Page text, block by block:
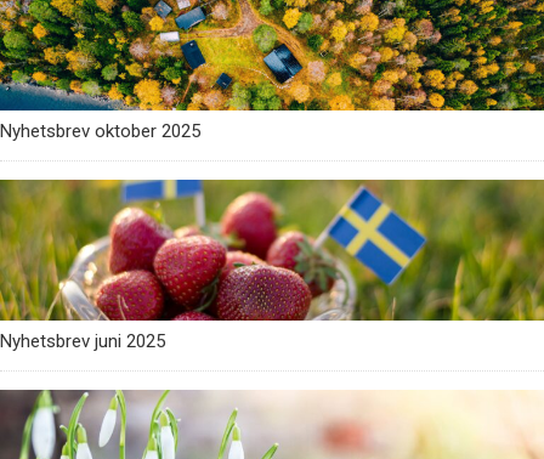
Nyhetsbrev oktober 2025
Nyhetsbrev juni 2025